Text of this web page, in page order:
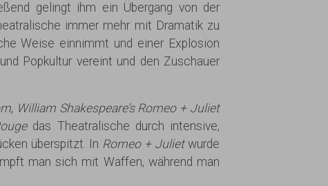
gelingt ihm ein Übergang von der
immer mehr mit Dramatik zu
Weise einnimmt und einer Explosion
Popkultur vereint und den Zuschauer
, William Shakespeare’s Romeo + Juliet
das Theatralische durch intensive,
überspitzt. In Romeo + Julietwurde
man sich mit Waffen, während man